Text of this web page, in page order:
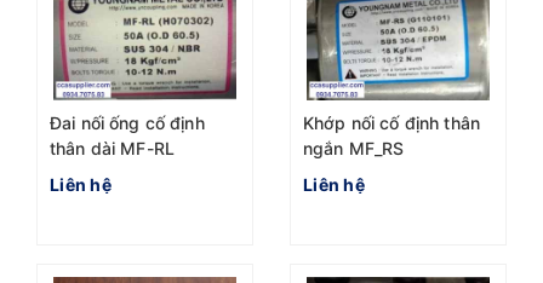
Đai nối ống cố định
thân dài MF-RL
Liên hệ
Khớp nối cố định thân
ngắn MF_RS
Liên hệ